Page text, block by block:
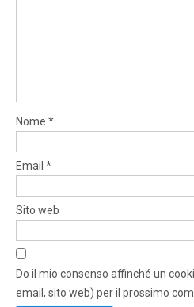
Nome *
Email *
Sito web
Do il mio consenso affinché un
email, sito web) per il prossimo